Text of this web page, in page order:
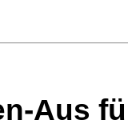
Aus